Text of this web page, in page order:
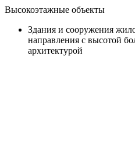
Высокоэтажные объекты
Здания и сооружения
направления с высотой
архитектурой